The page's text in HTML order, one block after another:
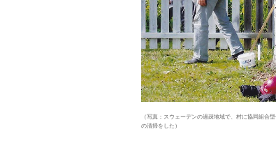
（写真：スウェーデンの過疎地域で、村に協同組合
の清掃をした）